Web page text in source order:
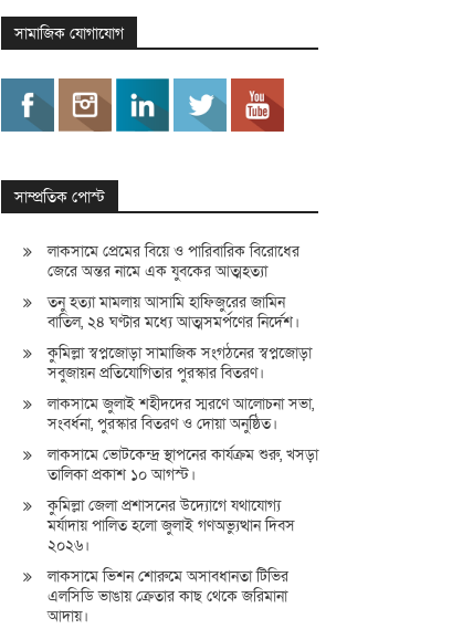
সামাজিক যোগাযোগ
সাম্প্রতিক পোস্ট
লাকসামে প্রেমের বিয়ে ও পারিবারিক বিরোধের
জেরে অন্তর নামে এক যুবকের আত্মহত্যা
তনু হত্যা মামলায় আসামি হাফিজুরের জামিন
বাতিল, ২৪ ঘণ্টার মধ্যে আত্মসমর্পণের নির্দেশ।
কুমিল্লা স্বপ্নজোড়া সামাজিক সংগঠনের স্বপ্নজোড়া
সবুজায়ন প্রতিযোগিতার পুরস্কার বিতরণ।
লাকসামে জুলাই শহীদদের স্মরণে আলোচনা সভা,
সংবর্ধনা, পুরস্কার বিতরণ ও দোয়া অনুষ্ঠিত।
লাকসামে ভোটকেন্দ্র স্থাপনের কার্যক্রম শুরু, খসড়া
তালিকা প্রকাশ ১০ আগস্ট।
কুমিল্লা জেলা প্রশাসনের উদ্যোগে যথাযোগ্য
মর্যাদায় পালিত হলো জুলাই গণঅভ্যুত্থান দিবস
২০২৬।
লাকসামে ভিশন শোরুমে অসাবধানতা টিভির
এলসিডি ভাঙায় ক্রেতার কাছ থেকে জরিমানা
আদায়।